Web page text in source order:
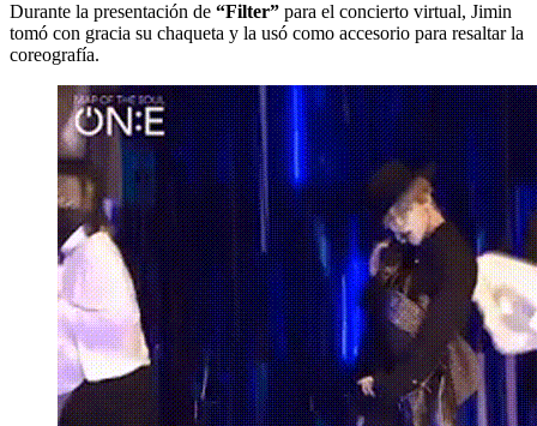
Durante la presentación de “Filter” para el concierto virtual, Jimin
tomó con gracia su chaqueta y la usó como accesorio para resaltar la
coreografía.